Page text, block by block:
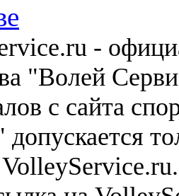
-
"Волей
с сайта
допускается